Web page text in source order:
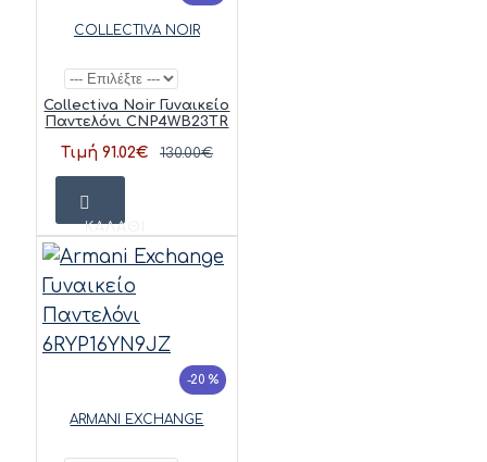
COLLECTIVA NOIR
Collectiva Noir Γυναικείο
Παντελόνι CNP4WB23TR
Τιμή 91.02€ 130.00€
ΚΑΛΆΘΙ
-20 %
ARMANI EXCHANGE